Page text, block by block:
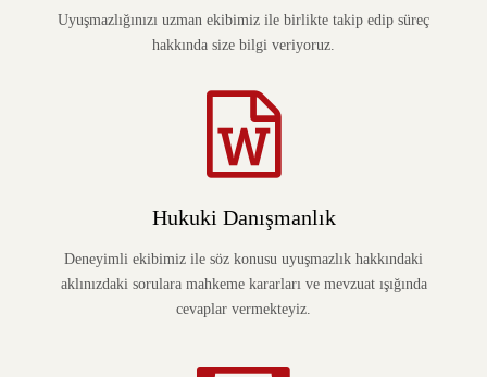
Uyuşmazlığınızı uzman ekibimiz ile birlikte takip edip süreç
hakkında size bilgi veriyoruz.
Hukuki Danışmanlık
Deneyimli ekibimiz ile söz konusu uyuşmazlık hakkındaki
aklınızdaki sorulara mahkeme kararları ve mevzuat ışığında
cevaplar vermekteyiz.